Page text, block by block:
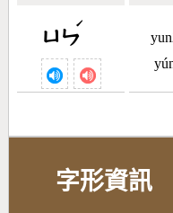
ㄩㄣ
ˊ
字形資訊